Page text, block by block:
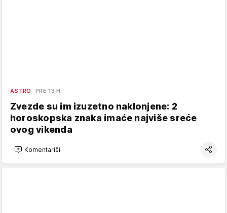
ASTRO PRE 13 H
Zvezde su im izuzetno naklonjene: 2
horoskopska znaka imaće najviše sreće
ovog vikenda
Komentariši